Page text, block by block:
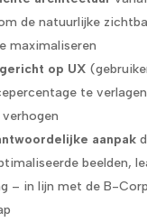
de natuurlijke
maximaliseren
op UX
te
aanpak
beelden,
– in lijn met de B-